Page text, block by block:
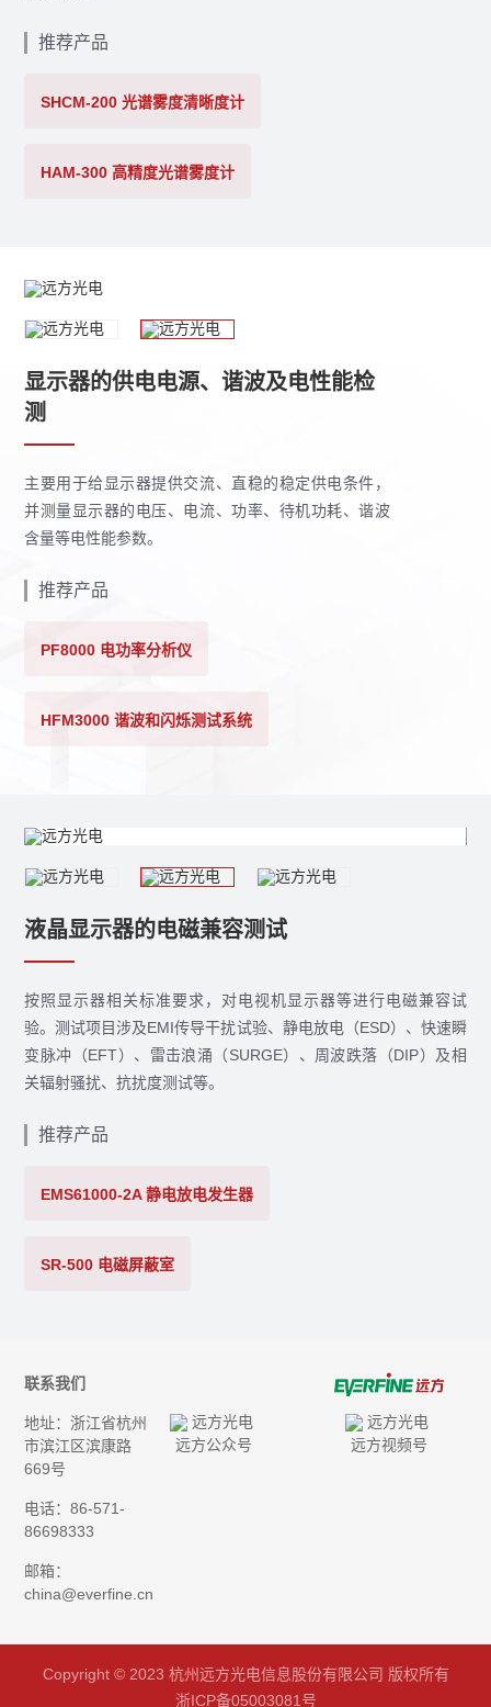
推荐产品
SHCM-200 光谱雾度清晰度计
HAM-300 高精度光谱雾度计
显示器的供电电源、谐波及电性能检
测
主要用于给显示器提供交流、直稳的稳定供电条件，
并测量显示器的电压、电流、功率、待机功耗、谐波
含量等电性能参数。
推荐产品
PF8000 电功率分析仪
HFM3000 谐波和闪烁测试系统
液晶显示器的电磁兼容测试
按照显示器相关标准要求，对电视机显示器等进行电磁兼容试
验。测试项目涉及EMI传导干扰试验、静电放电（ESD）、快速瞬
变脉冲（EFT）、雷击浪涌（SURGE）、周波跌落（DIP）及相
关辐射骚扰、抗扰度测试等。
推荐产品
EMS61000-2A 静电放电发生器
SR-500 电磁屏蔽室
联系我们
地址：浙江省杭州
市滨江区滨康路
669号
电话：86-571-
86698333
邮箱：
china@everfine.cn
远方公众号 远方视频号
Copyright © 2023 杭州远方光电信息股份有限公司 版权所有
浙ICP备05003081号